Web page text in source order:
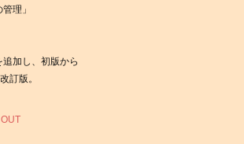
理」
加し、初版から
訂版。